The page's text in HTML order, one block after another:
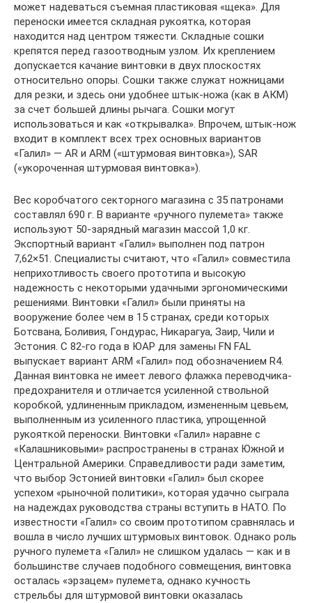
может надеваться съемная пластиковая «щека». Для
переноски имеется складная рукоятка, которая
находится над центром тяжести. Складные сошки
крепятся перед газоотводным узлом. Их креплением
допускается качание винтовки в двух плоскостях
относительно опоры. Сошки также служат ножницами
для резки, и здесь они удобнее штык-ножа (как в АКМ)
за счет большей длины рычага. Сошки могут
использоваться и как «открывалка». Впрочем, штык-нож
входит в комплект всех трех основных вариантов
«Галил» — AR и ARM («штурмовая винтовка»), SAR
(«укороченная штурмовая винтовка»).
Вес коробчатого секторного магазина с 35 патронами
составлял 690 г. В варианте «ручного пулемета» также
используют 50-зарядный магазин массой 1,0 кг.
Экспортный вариант «Галил» выполнен под патрон
7,62×51. Специалисты считают, что «Галил» совместила
неприхотливость своего прототипа и высокую
надежность с некоторыми удачными эргономическими
решениями. Винтовки «Галил» были приняты на
вооружение более чем в 15 странах, среди которых
Ботсвана, Боливия, Гондурас, Никарагуа, Заир, Чили и
Эстония. С 82-го года в ЮАР для замены FN FAL
выпускает вариант ARM «Галил» под обозначением R4.
Данная винтовка не имеет левого флажка переводчика-
предохранителя и отличается усиленной ствольной
коробкой, удлиненным прикладом, измененным цевьем,
выполненным из усиленного пластика, упрощенной
рукояткой переноски. Винтовки «Галил» наравне с
«Калашниковыми» распространены в странах Южной и
Центральной Америки. Справедливости ради заметим,
что выбор Эстонией винтовки «Галил» был скорее
успехом «рыночной политики», которая удачно сыграла
на надеждах руководства страны вступить в НАТО. По
известности «Галил» со своим прототипом сравнялась и
вошла в число лучших штурмовых винтовок. Однако роль
ручного пулемета «Галил» не слишком удалась — как и в
большинстве случаев подобного совмещения, винтовка
осталась «эрзацем» пулемета, однако кучность
стрельбы для штурмовой винтовки оказалась